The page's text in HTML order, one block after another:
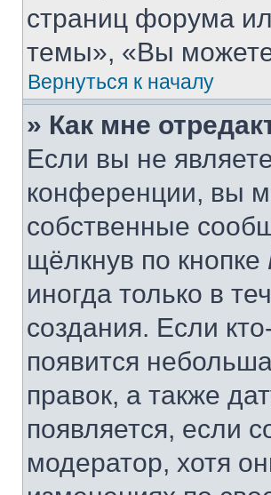
страниц форума
темы», «Вы можете
Вернуться к началу
» Как мне
Если вы не
конференции, вы
собственные
щёлкнув по кнопке
иногда только в
создания. Если
появится
правок, а также
появляется, если
модератор, хотя